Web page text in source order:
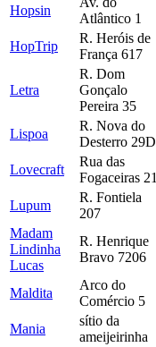
Hopsin
Atlântico 1
HopTrip
R. Heróis de
França 617
Letra
R. Dom
Gonçalo
Pereira 35
Lispoa
R. Nova do
Desterro 29D
Lovecraft
Rua das
Fogaceiras 21
Lupum
R. Fontiela
207
Madam
Lindinha
Lucas
R. Henrique
Bravo 7206
Maldita
Arco do
Comércio 5
Mania
sítio da
ameijeirinha